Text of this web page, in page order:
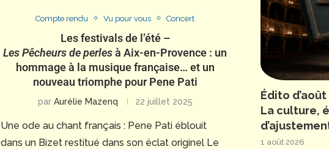
Compte rendu Vu pour vous Concert
Les festivals de l’été –
Les Pêcheurs de perlesà Aix-en-Provence : un
hommage à la musique française… et un
nouveau triomphe pour Pene Pati
par Aurélie Mazenq 22 juillet 2025
Une ode au chant français : Pene Pati éblouit
dans un Bizet restitué dans son éclat originel Le
Édito d’août
La culture,
1 août 2026